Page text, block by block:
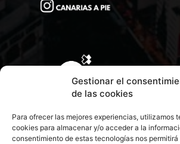
Gestionar el
de las cookies
Para ofrecer las mejores experiencias, utilizamos
cookies para almacenar y/o acceder a la
consentimiento de estas tecnologías nos